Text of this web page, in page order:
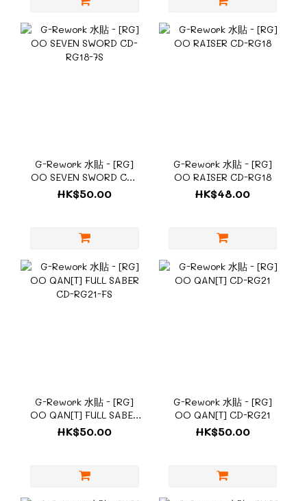
G-Rework 水貼 - [RG]
OO SEVEN SWORD CD-
RG18-7S
HK$50.00
G-Rework 水貼 - [RG]
OO RAISER CD-RG18
HK$48.00
G-Rework 水貼 - [RG]
OO QAN[T] FULL SABER
CD-RG21-FS
HK$50.00
G-Rework 水貼 - [RG]
OO QAN[T] CD-RG21
HK$50.00